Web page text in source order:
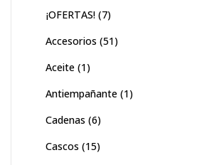
¡OFERTAS! (7)
Accesorios (51)
Aceite (1)
Antiempañante (1)
Cadenas (6)
Cascos (15)